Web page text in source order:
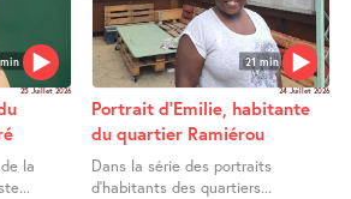
25 Juillet 2026
la
21 min
24 Juillet 2026
Portrait d’Emilie, habitante
du quartier Ramiérou
Dans la série des portraits
d’habitants des quartiers...